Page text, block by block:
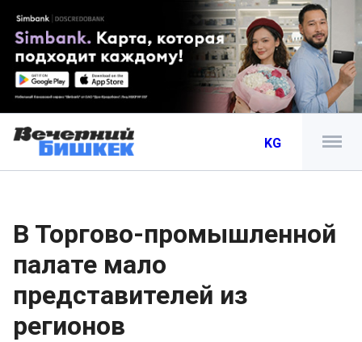
KG
В Торгово-промышленной
палате мало
представителей из
регионов